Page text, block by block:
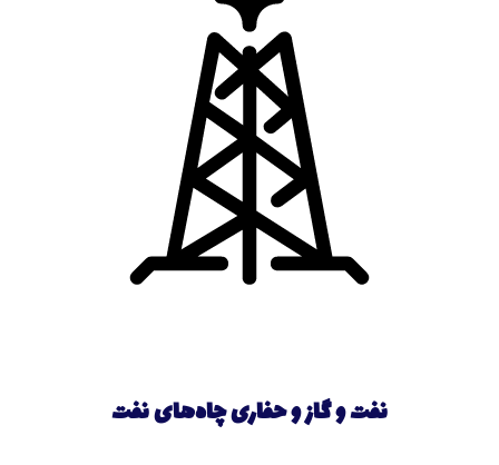
نفت و گاز و حفاری چاه‌های نفت